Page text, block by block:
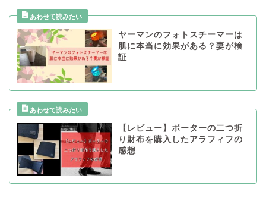
ヤーマンのフォトスチーマーは
肌に本当に効果がある？妻が検
証
【レビュー】ポーターの二つ折
り財布を購入したアラフィフの
感想